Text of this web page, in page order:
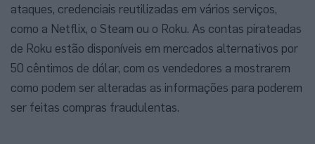
ataques, credenciais reutilizadas em vários serviços,
como a Netflix, o Steam ou o Roku. As contas pirateadas
de Roku estão disponíveis em mercados alternativos por
50 cêntimos de dólar, com os vendedores a mostrarem
como podem ser alteradas as informações para poderem
ser feitas compras fraudulentas.